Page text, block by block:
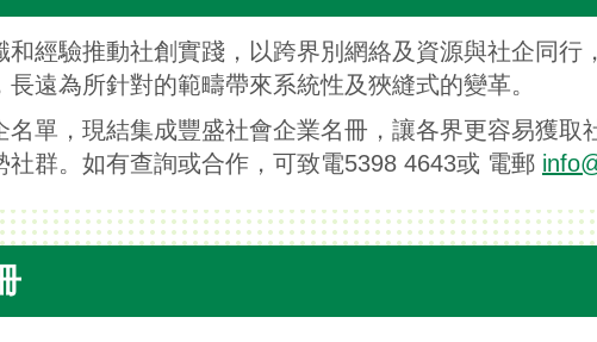
和經驗推動社創實踐，以跨界別網絡及資源與社企同
遠為所針對的範疇帶來系統性及狹縫式的變革。
名單，現結集成豐盛社會企業名冊，讓各界更容易獲
社群。如有查詢或合作，可致電5398 4643或 電郵